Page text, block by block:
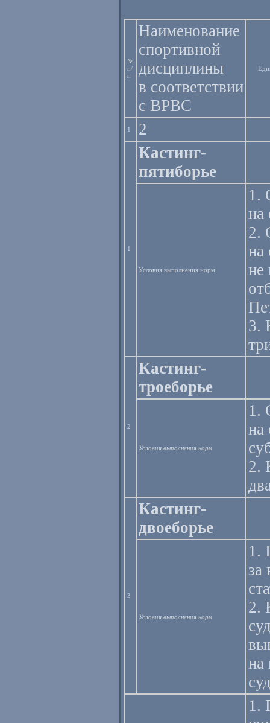
№
п/
п
Наименование
спортивной
дисциплины
в соответствии
с ВРВС
1 2
1
Кастинг-
пятиборье
Условия выполнения норм
1.
на
2.
на
не
3.
2
Кастинг-
троеборье
Условия выполнения норм
1.
на
2.
3
Кастинг-
двоеборье
Условия выполнения норм
1.
за
2.
на
1.